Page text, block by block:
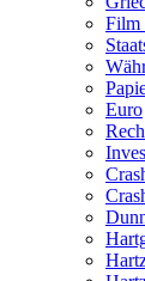
Film
Euro